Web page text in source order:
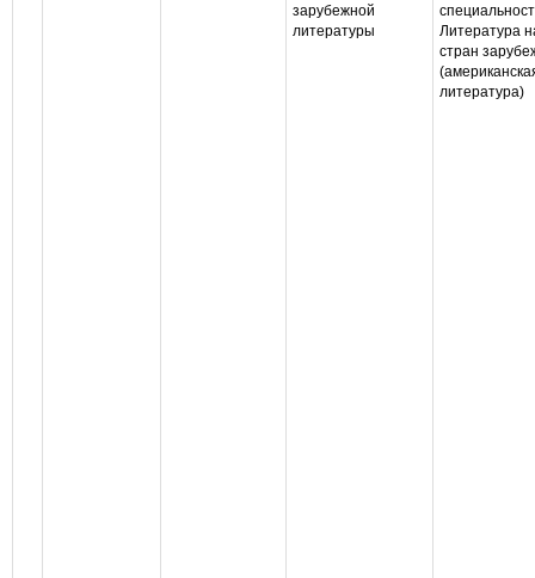
зарубежной
литературы
Литература
стран
литература)